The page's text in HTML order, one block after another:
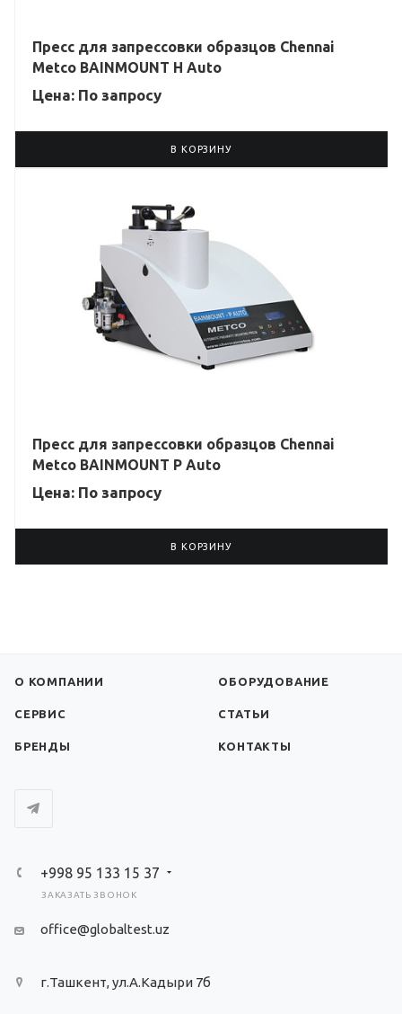
Пресс для запрессовки образцов Chennai
Metco BAINMOUNT H Auto
Цена: По запросу
В КОРЗИНУ
Пресс для запрессовки образцов Chennai
Metco BAINMOUNT P Auto
Цена: По запросу
В КОРЗИНУ
О КОМПАНИИ ОБОРУДОВАНИЕ
СЕРВИС СТАТЬИ
БРЕНДЫ КОНТАКТЫ
+998 95 133 15 37
ЗАКАЗАТЬ ЗВОНОК
office@globaltest.uz
г.Ташкент, ул.А.Кадыри 7б